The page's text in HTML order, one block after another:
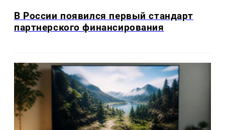
В России появился первый стандарт
партнерского финансирования